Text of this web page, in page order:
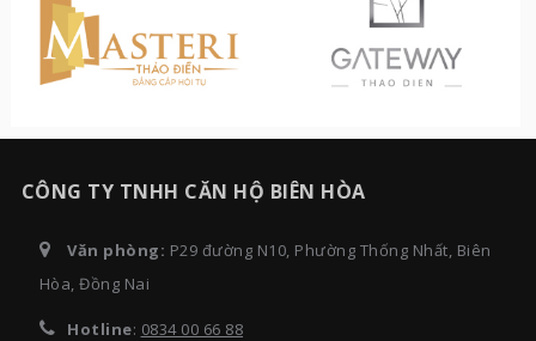
CÔNG TY TNHH CĂN HỘ BIÊN HÒA
Văn phòng: P29 đường N10, Phường Thống Nhất, Biên
Hòa, Đồng Nai
Hotline: 0834 00 66 88